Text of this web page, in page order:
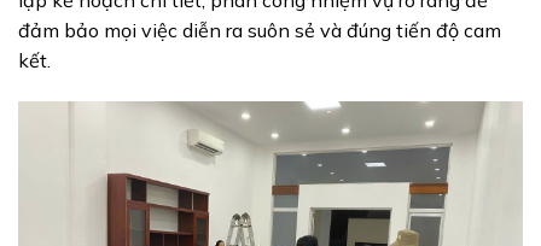
đảm bảo mọi việc diễn ra suôn sẻ và đúng tiến độ cam
kết.